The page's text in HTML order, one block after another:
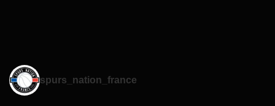
spurs_nation_france